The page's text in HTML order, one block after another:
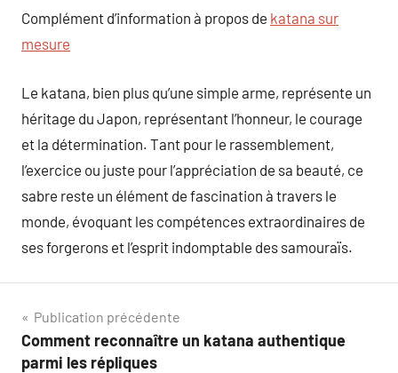
Complément d’information à propos de katana sur
mesure
Le katana, bien plus qu’une simple arme, représente un
héritage du Japon, représentant l’honneur, le courage
et la détermination. Tant pour le rassemblement,
l’exercice ou juste pour l’appréciation de sa beauté, ce
sabre reste un élément de fascination à travers le
monde, évoquant les compétences extraordinaires de
ses forgerons et l’esprit indomptable des samouraïs.
Navigation
de
Publication précédente
Comment reconnaître un katana authentique
parmi les répliques